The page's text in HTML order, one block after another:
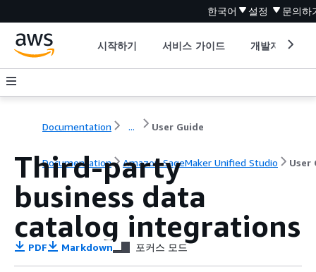
한국어 설정 문의하
시작하기 서비스 가이드 개발자 도구
Documentation ... User Guide
Documentation Amazon SageMaker Unified Studio User
Third-party
business data
catalog integrations
PDF Markdown 포커스 모드